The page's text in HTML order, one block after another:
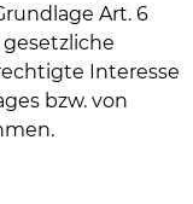
Art. 6
gesetzliche
Interesse
bzw. von